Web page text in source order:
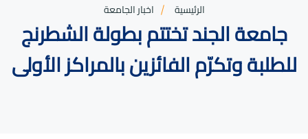
الرئيسية اخبار الجامعة
جامعة الجند تختتم بطولة الشطرنج
للطلبة وتكرّم الفائزين بالمراكز الأولى